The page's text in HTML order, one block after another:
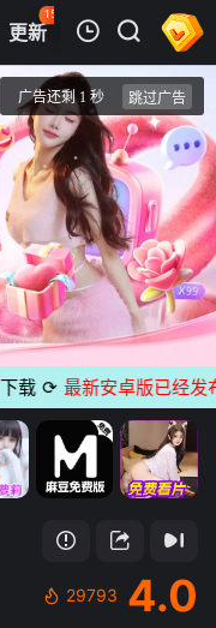
更新
150
热榜 APP
超前微综
⟳ 最新安卓版已经发布无
29793 4.0